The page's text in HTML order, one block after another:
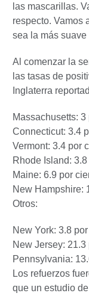
las mascarillas.
respecto. Vamos
sea la más suave
Al comenzar la
las tasas de
Inglaterra
Massachusetts: 3
Connecticut: 3.4
Vermont: 3.4 por
Rhode Island:
Maine: 6.9 por
New Hampshire:
Otros:
New York: 3.8
New Jersey: 21.3
Pennsylvania:
Los refuerzos
que un estudio